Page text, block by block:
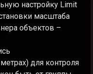
настройку Limit
масштаба
объектов –
для контроля